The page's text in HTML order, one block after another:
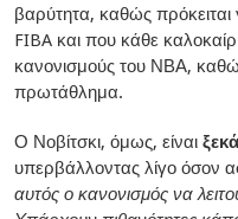
βαρύτητα, καθώς
FIBA και που κάθε
κανονισμούς του ΝΒΑ,
πρωτάθλημα.
Ο Νοβίτσκι, όμως, είναι
υπερβάλλοντας λίγο όσον
αυτός ο κανονισμός να